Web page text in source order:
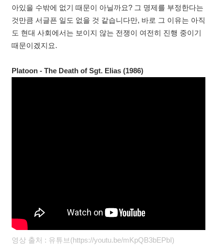
아있을 수밖에 없기 때문이 아닐까요? 그 명제를 부정한다는
것만큼 서글픈 일도 없을 것 같습니다만, 바로 그 이유는 아직
도 현대 사회에서는 보이지 않는 전쟁이 여전히 진행 중이기
때문이겠지요.
Platoon - The Death of Sgt. Elias (1986)
영상 출처 : 유튜브(https://youtu.be/mKpQB3bEPbI)